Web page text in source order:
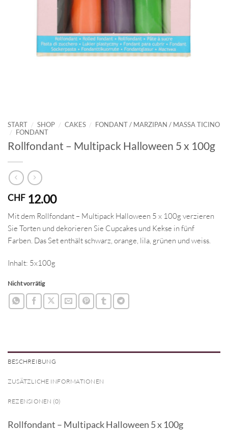
START / SHOP / CAKES / FONDANT / MARZIPAN / MASSA TICINO
/ FONDANT
Rollfondant – Multipack Halloween 5 x 100g
CHF 12.00
Mit dem Rollfondant – Multipack Halloween 5 x 100g verzieren
Sie Torten und dekorieren Sie Cupcakes und Kekse in fünf
Farben. Das Set enthält schwarz, orange, lila, grünen und weiss.
Inhalt: 5x100g
Nicht vorrätig
BESCHREIBUNG
ZUSÄTZLICHE INFORMATIONEN
REZENSIONEN (0)
Rollfondant – Multipack Halloween 5 x 100g